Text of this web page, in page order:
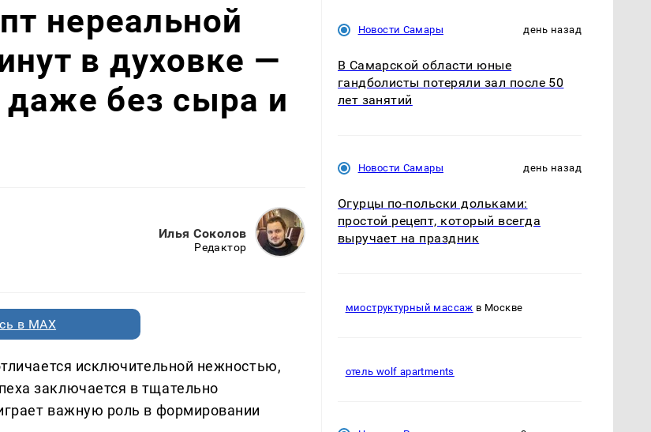
нереальной
в духовке —
даже без сыра и
Илья Соколов
Редактор
в MAX
исключительной нежностью,
заключается в тщательно
важную роль в формировании
Новости Самары день назад
В Самарской области юные
гандболисты потеряли зал после 50
лет занятий
Новости Самары день назад
Огурцы по‑польски дольками:
простой рецепт, который всегда
выручает на праздник
миоструктурный массаж в Москве
отель wolf apartments